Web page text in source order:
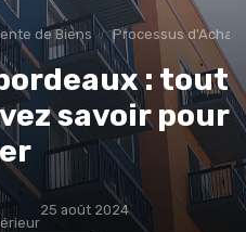
de Biens Processus d'Achat
: tout
savoir pour
25 août 2024